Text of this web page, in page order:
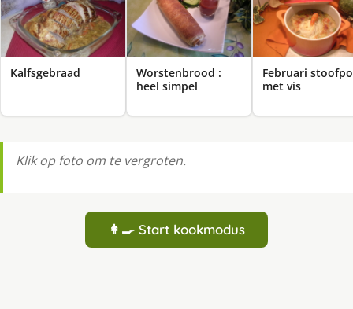
Kalfsgebraad
Worstenbrood :
heel simpel
Februari
met vis
Klik op foto om te vergroten.
👩‍🍳 Start kookmodus